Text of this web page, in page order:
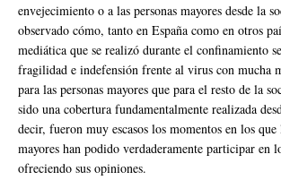
envejecimiento o a las personas mayores desde la
observado cómo, tanto en España como en otros
mediática que se realizó durante el confinamiento
fragilidad e indefensión frente al virus con mucha
para las personas mayores que para el resto de la
sido una cobertura fundamentalmente realizada
decir, fueron muy escasos los momentos en los que
mayores han podido verdaderamente participar en
ofreciendo sus opiniones.